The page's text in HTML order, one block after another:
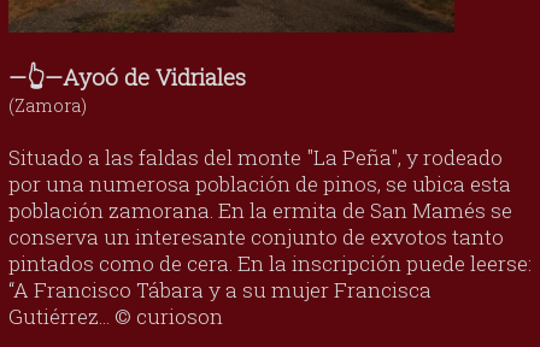
—👆—Ayoó de Vidriales
(Zamora)
Situado a las faldas del monte "La Peña", y rodeado
por una numerosa población de pinos, se ubica esta
población zamorana. En la ermita de San Mamés se
conserva un interesante conjunto de exvotos tanto
pintados como de cera. En la inscripción puede leerse:
“A Francisco Tábara y a su mujer Francisca
Gutiérrez... © curioson